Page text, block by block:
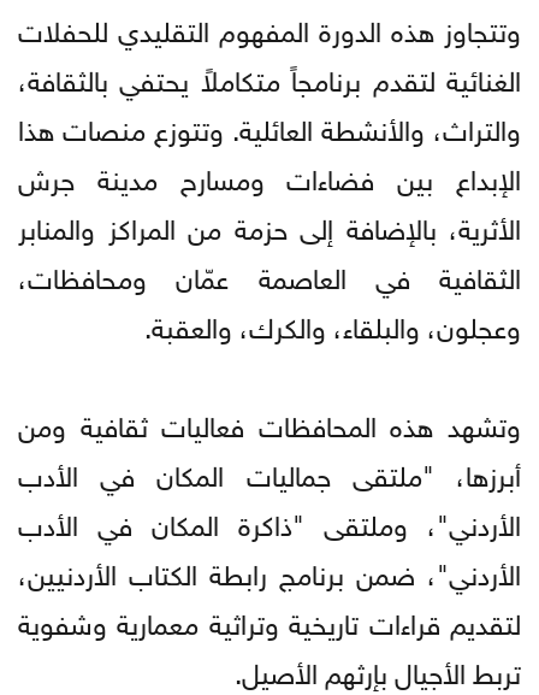
وتتجاوز هذه الدورة المفهوم التقليدي للحفلات
الغنائية لتقدم برنامجاً متكاملاً يحتفي بالثقافة،
والتراث، والأنشطة العائلية. وتتوزع منصات هذا
الإبداع بين فضاءات ومسارح مدينة جرش
الأثرية، بالإضافة إلى حزمة من المراكز والمنابر
الثقافية في العاصمة عمّان ومحافظات،
وعجلون، والبلقاء، والكرك، والعقبة.
وتشهد هذه المحافظات فعاليات ثقافية ومن
أبرزها، "ملتقى جماليات المكان في الأدب
الأردني"، وملتقى "ذاكرة المكان في الأدب
الأردني"، ضمن برنامج رابطة الكتاب الأردنيين،
لتقديم قراءات تاريخية وتراثية معمارية وشفوية
تربط الأجيال بإرثهم الأصيل.